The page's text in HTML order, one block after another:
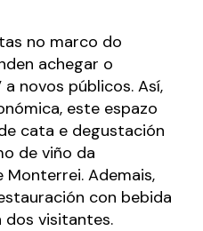
no marco do
achegar o
a novos públicos. Así,
este espazo
cata e degustación
de viño da
Monterrei. Ademais,
con bebida
dos visitantes.